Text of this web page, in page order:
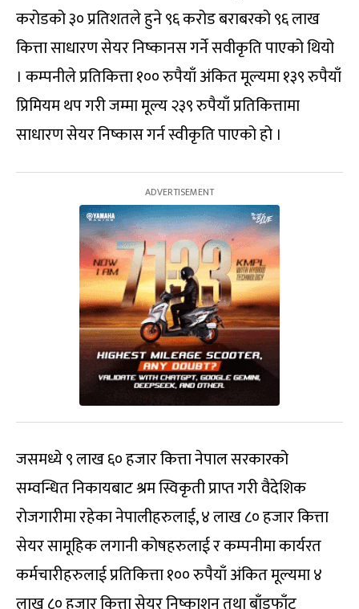
करोडको ३० प्रतिशतले हुने ९६ करोड बराबरको ९६ लाख
कित्ता साधारण सेयर निष्कानस गर्ने सवीकृति पाएको थियो
। कम्पनीले प्रतिकित्ता १०० रुपैयाँ अंकित मूल्यमा १३९ रुपैयाँ
प्रिमियम थप गरी जम्मा मूल्य २३९ रुपैयाँ प्रतिकित्तामा
साधारण सेयर निष्कास गर्न स्वीकृति पाएको हो ।
जसमध्ये ९ लाख ६० हजार कित्ता नेपाल सरकारको
सम्वन्धित निकायबाट श्रम स्विकृती प्राप्त गरी वैदेशिक
रोजगारीमा रहेका नेपालीहरुलाई, ४ लाख ८० हजार कित्ता
सेयर सामूहिक लगानी कोषहरुलाई र कम्पनीमा कार्यरत
कर्मचारीहरुलाई प्रतिकित्ता १०० रुपैयाँ अंकित मूल्यमा ४